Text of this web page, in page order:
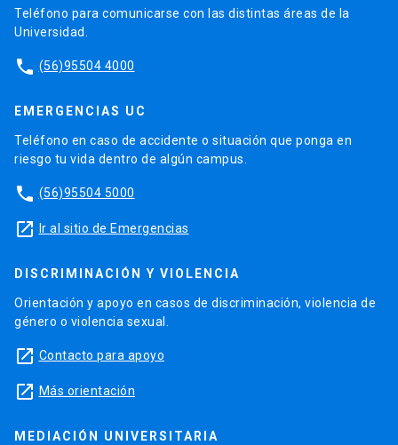
Teléfono para comunicarse con las distintas áreas de la
Universidad.
phone (56)95504 4000
EMERGENCIAS UC
Teléfono en caso de accidente o situación que ponga en
riesgo tu vida dentro de algún campus.
phone (56)95504 5000
launch Ir al sitio de Emergencias
DISCRIMINACIÓN Y VIOLENCIA
Orientación y apoyo en casos de discriminación, violencia de
género o violencia sexual.
launch Contacto para apoyo
launch Más orientación
MEDIACIÓN UNIVERSITARIA